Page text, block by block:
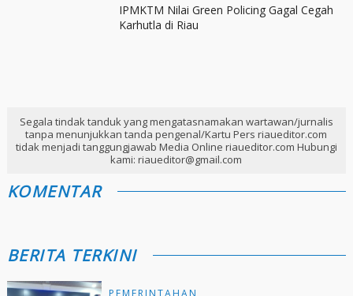
IPMKTM Nilai Green Policing Gagal Cegah
Karhutla di Riau
Segala tindak tanduk yang mengatasnamakan wartawan/jurnalis
tanpa menunjukkan tanda pengenal/Kartu Pers riaueditor.com
tidak menjadi tanggungjawab Media Online riaueditor.com Hubungi
kami: riaueditor@gmail.com
KOMENTAR
BERITA TERKINI
PEMERINTAHAN